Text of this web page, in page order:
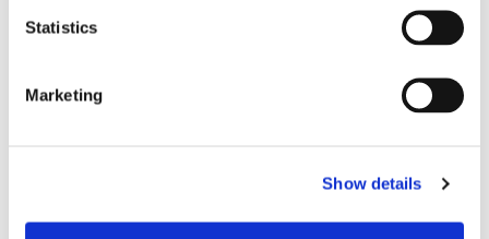
Statistics
Marketing
Show details
Eckerö tyngs av höga
bränslekostnader men